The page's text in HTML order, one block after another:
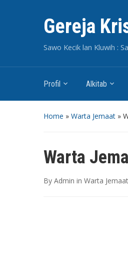
Gereja
Sawo Kecik lan Kluwih :
Profil Alkitab
Home » Warta Jemaat »
Warta
By Admin in Warta Jemaat